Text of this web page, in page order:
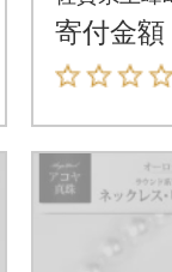
ス・イ
ト(上峰
寄付金額